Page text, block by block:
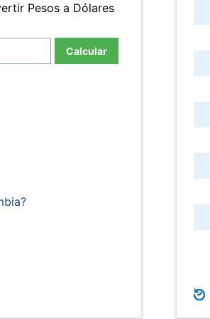
Pesos a Dólares
Calcular